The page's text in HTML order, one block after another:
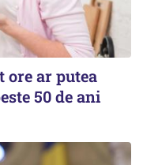
ore ar putea
50 de ani